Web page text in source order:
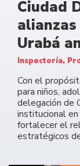
Ciudad
Urabá
Inspectoría,
Con el
para niños,
delegación de
institucional
fortalecer el
estratégicos